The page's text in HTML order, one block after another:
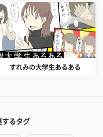
すれみの大学生あるある
するタグ